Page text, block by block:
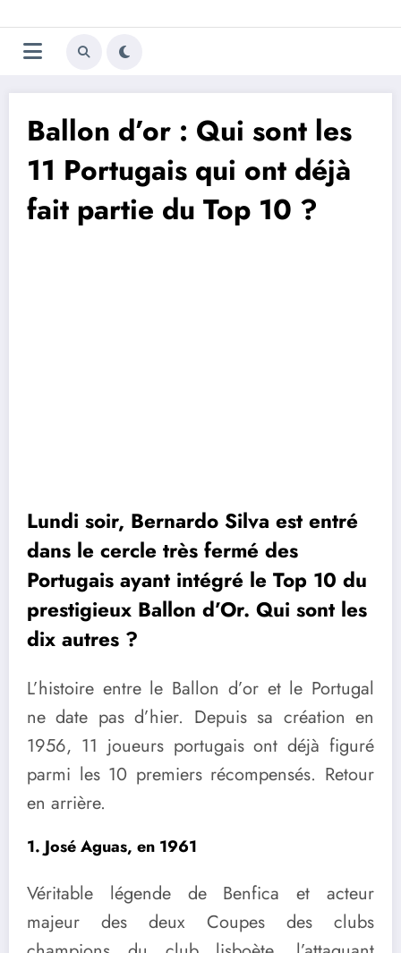
au
contenu
Trivela
L'actualité du football
Ballon d’or : Qui sont les
11 Portugais qui ont déjà
fait partie du Top 10 ?
Lundi soir, Bernardo Silva est entré
dans le cercle très fermé des
Portugais ayant intégré le Top 10 du
prestigieux Ballon d’Or. Qui sont les
dix autres ?
L’histoire entre le Ballon d’or et le Portugal
ne date pas d’hier. Depuis sa création en
1956, 11 joueurs portugais ont déjà figuré
parmi les 10 premiers récompensés. Retour
en arrière.
1. José Aguas, en 1961
Véritable légende de Benfica et acteur
majeur des deux Coupes des clubs